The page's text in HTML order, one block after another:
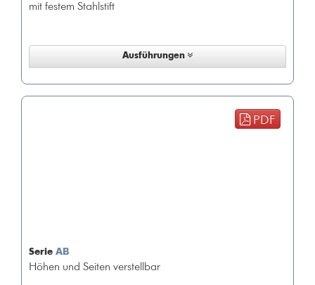
mit festem Stahlstift
Ausführungen
PDF
Serie AB
Höhen und Seiten verstellbar